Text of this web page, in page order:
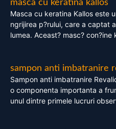
masca cu keratina kallos
Masca cu keratina Kallos este
ngrijirea p?rului, care a captat
lumea. Aceast? masc?
sampon anti imbatranire
Sampon anti imbatranire
o componenta importanta a
unul dintre primele lucruri